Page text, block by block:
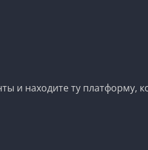
и находите ту платформу,